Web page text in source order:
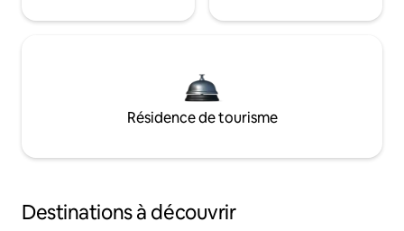
Résidence de tourisme
Destinations à découvrir